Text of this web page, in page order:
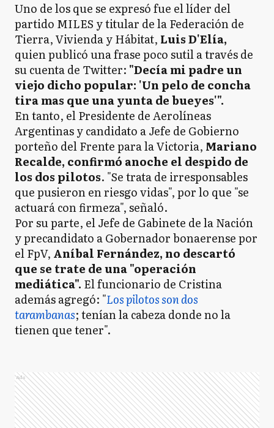
Uno de los que se expresó fue el líder del
partido MILES y titular de la Federación de
Tierra, Vivienda y Hábitat, Luis D'Elía,
quien publicó una frase poco sutil a través de
su cuenta de Twitter: "Decía mi padre un
viejo dicho popular: 'Un pelo de concha
tira mas que una yunta de bueyes'".
En tanto, el Presidente de Aerolíneas
Argentinas y candidato a Jefe de Gobierno
porteño del Frente para la Victoria, Mariano
Recalde, confirmó anoche el despido de
los dos pilotos. "Se trata de irresponsables
que pusieron en riesgo vidas", por lo que "se
actuará con firmeza", señaló.
Por su parte, el Jefe de Gabinete de la Nación
y precandidato a Gobernador bonaerense por
el FpV, Aníbal Fernández, no descartó
que se trate de una "operación
mediática". El funcionario de Cristina
además agregó: "Los pilotos son dos
tarambanas; tenían la cabeza donde no la
tienen que tener".
Ads